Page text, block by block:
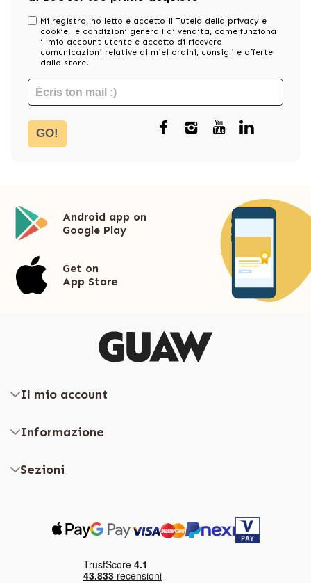
Mi registro, ho letto e accetto il Tutela della privacy e
cookie, le condizioni generali di vendita, come funziona
il mio account utente e accetto di ricevere
comunicazioni relative ai miei ordini, consigli e offerte
dallo store.
GO!
Android app on
Google Play
Get on
App Store
Il mio account
Informazione
Sezioni